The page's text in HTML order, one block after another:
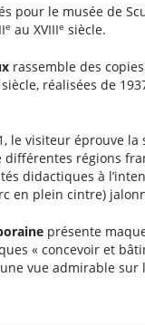
pour le musée de
e au XVIIIe siècle.
rassemble des
siècle, réalisées de
le visiteur éprouve
régions
didactiques à
en plein cintre)
présente
« concevoir et
vue admirable